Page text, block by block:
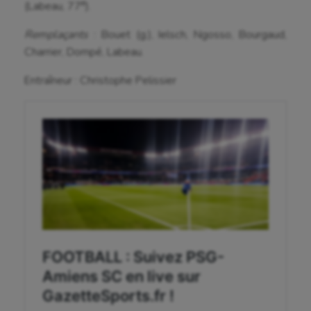
Sport-santé
Tir
Ultimate frisbee
UNSS
(Labeau, 77e
Remplaçants : Bouet (g.), Ielsch, Ngosso, Bourgaud,
Charrier, Dompé, Labeau.
Entraîneur : Christophe Pelissier